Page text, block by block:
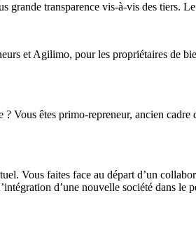
grande transparence vis-à-vis des tiers.
et Agilimo, pour les propriétaires de
Vous êtes primo-repreneur, ancien
Vous faites face au départ d’un
d’une nouvelle société dans le